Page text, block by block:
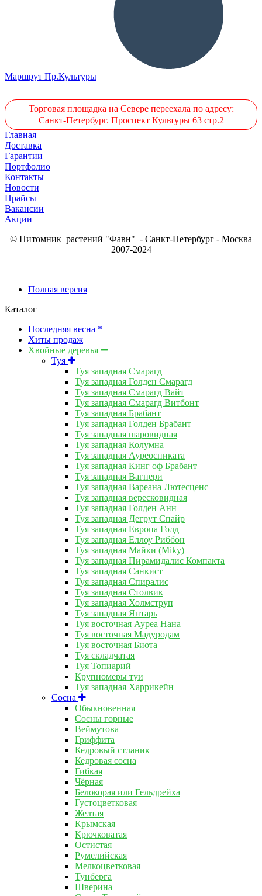
Маршрут Пр.Культуры
Торговая площадка на Севере переехала по адресу:
Санкт-Петербург. Проспект Культуры 63 стр.2
Главная
Доставка
Гарантии
Портфолио
Контакты
Новости
Прайсы
Вакансии
Акции
© Питомник растений "Фавн" - Санкт-Петербург - Москва
2007-2024
Полная версия
Каталог
Последняя весна *
Хиты продаж
Хвойные деревья
Туя
Туя западная Смарагд
Туя западная Голден Смарагд
Туя западная Смарагд Вайт
Туя западная Смарагд Витбонт
Туя западная Брабант
Туя западная Голден Брабант
Туя западная шаровидная
Туя западная Колумна
Туя западная Ауреоспиката
Туя западная Кинг оф Брабант
Туя западная Вагнери
Туя западная Вареана Лютесценс
Туя западная вересковидная
Туя западная Голден Анн
Туя западная Дегрут Спайр
Туя западная Европа Голд
Туя западная Еллоу Риббон
Туя западная Майки (Miky)
Туя западная Пирамидалис Компакта
Туя западная Санкист
Туя западная Спиралис
Туя западная Столвик
Туя западная Холмструп
Туя западная Янтарь
Туя восточная Ауреа Нана
Туя восточная Мадуродам
Туя восточная Биота
Туя складчатая
Туя Топиарий
Крупномеры туи
Туя западная Харрикейн
Сосна
Обыкновенная
Сосны горные
Веймутова
Гриффита
Кедровый стланик
Кедровая сосна
Гибкая
Чёрная
Белокорая или Гельдрейха
Густоцветковая
Желтая
Крымская
Крючковатая
Остистая
Румелийская
Мелкоцветковая
Тунберга
Шверина